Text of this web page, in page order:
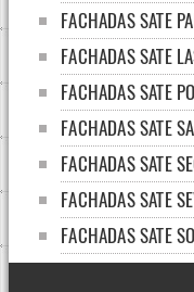
FACHADAS SATE
FACHADAS SATE
FACHADAS SATE
FACHADAS SATE
FACHADAS SATE
FACHADAS SATE
FACHADAS SATE
FACHADAS SATE